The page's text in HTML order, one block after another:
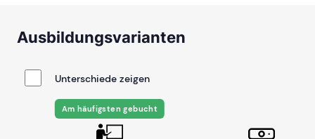
Ausbildungsvarianten
Unterschiede zeigen
Am häufigsten gebucht